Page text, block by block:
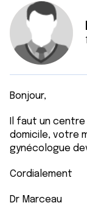
Bonjour,
Il faut un
domicile, votre
gynécologue
Cordialement
Dr Marceau